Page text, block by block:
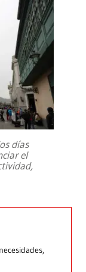
días
el